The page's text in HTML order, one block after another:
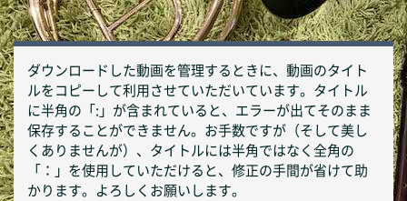
ダウンロードした動画を管理するときに、動画のタイト
ルをコピーして利用させていただいています。タイトル
に半角の「:」が含まれていると、エラーが出てそのまま
保存することができません。お手数ですが（そして美し
くありませんが）、タイトルには半角ではなく全角の
「：」を使用していただけると、修正の手間が省けて助
かります。よろしくお願いします。